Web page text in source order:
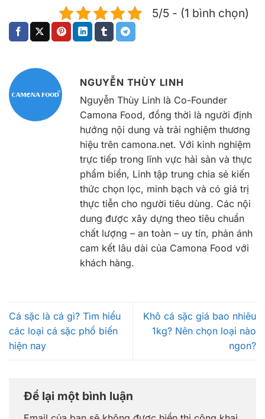
5/5 - (1 bình chọn)
NGUYỄN THÙY LINH
Nguyễn Thùy Linh là Co-Founder
Camona Food, đồng thời là người định
hướng nội dung và trải nghiệm thương
hiệu trên camona.net. Với kinh nghiệm
trực tiếp trong lĩnh vực hải sản và thực
phẩm biển, Linh tập trung chia sẻ kiến
thức chọn lọc, minh bạch và có giá trị
thực tiễn cho người tiêu dùng. Các nội
dung được xây dựng theo tiêu chuẩn
chất lượng – an toàn – uy tín, phản ánh
cam kết lâu dài của Camona Food với
khách hàng.
Cá sặc là cá gì? Tìm hiểu
các loại cá sặc phổ biến
hiện nay
Khô cá sặc giá bao nhiêu
1kg? Nên chọn loại nào
ngon?
Để lại một bình luận